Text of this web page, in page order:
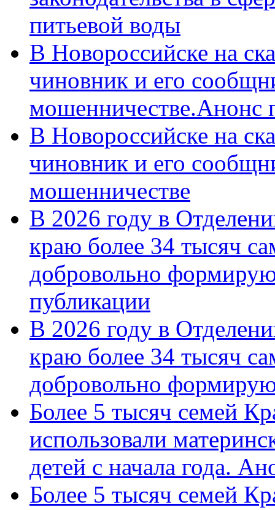
питьевой воды
В Новороссийске на
чиновник и его
мошенничестве.Анонс
В Новороссийске на
чиновник и его
мошенничестве
В 2026 году в
краю более 34 тысяч
добровольно
публикации
В 2026 году в
краю более 34 тысяч
добровольно
Более 5 тысяч семей
использовали
детей с начала года.
Более 5 тысяч семей